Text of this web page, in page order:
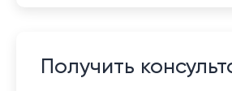
Получить